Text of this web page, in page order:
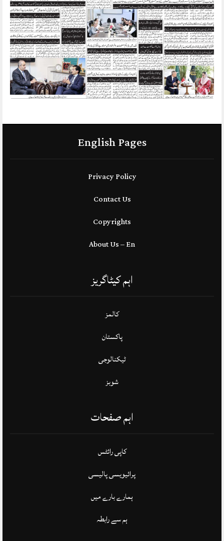
English Pages
Privacy Policy
Contact Us
Copyrights
About Us – En
اہم کیٹاگریز
کالمز
پاکستان
ٹیکنالوجی
شوبز
اہم صفحات
کاپی رائٹس
پرائیویسی پالیسی
ہمارے بارے میں
ہم سے رابطہ